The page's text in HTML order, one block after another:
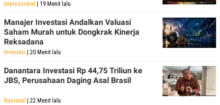
Internasional | 19 Menit lalu
Manajer Investasi Andalkan Valuasi
Saham Murah untuk Dongkrak Kinerja
Reksadana
Investasi | 20 Menit lalu
Danantara Investasi Rp 44,75 Triliun ke
JBS, Perusahaan Daging Asal Brasil
Nasional | 22 Menit lalu